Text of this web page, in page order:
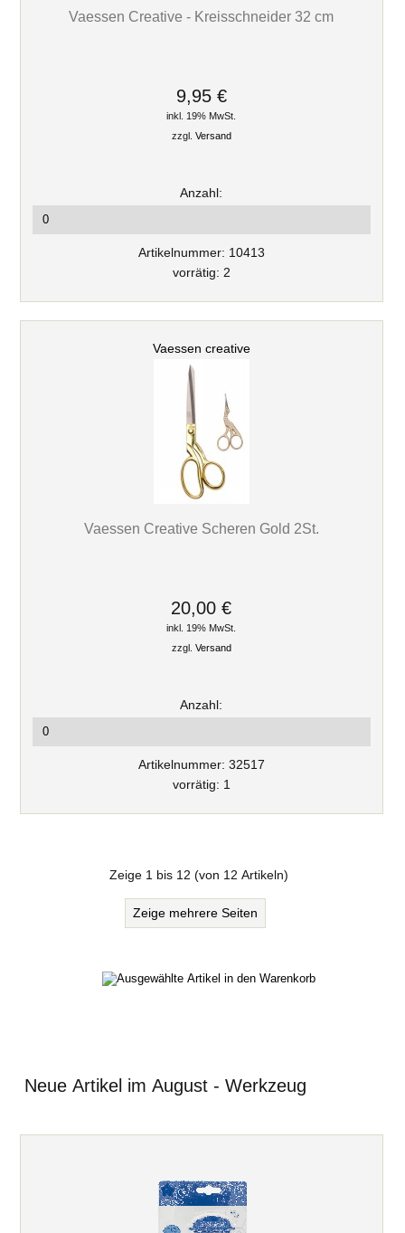
Vaessen Creative - Kreisschneider 32 cm
9,95 €
inkl. 19% MwSt.
zzgl. Versand
Artikelnummer: 10413
vorrätig: 2
Vaessen creative
Vaessen Creative Scheren Gold 2St.
20,00 €
inkl. 19% MwSt.
zzgl. Versand
Artikelnummer: 32517
vorrätig: 1
Zeige 1 bis 12 (von 12 Artikeln)
Zeige mehrere Seiten
Neue Artikel im August - Werkzeug